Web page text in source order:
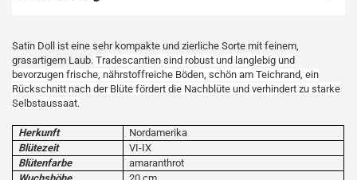
Satin Doll ist eine sehr kompakte und zierliche Sorte mit feinem,
grasartigem Laub. Tradescantien sind robust und langlebig und
bevorzugen frische, nährstoffreiche Böden, schön am Teichrand, ein
Rückschnitt nach der Blüte fördert die Nachblüte und verhindert zu starke
Selbstaussaat.
Herkunft
Nordamerika
Blütezeit
VI-IX
Blütenfarbe
amaranthrot